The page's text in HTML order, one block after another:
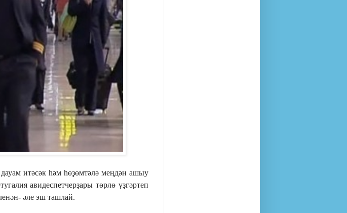
итәсәк һәм һөҙөмтәлә меңдән ашыу
авидеспетчерҙары төрлө үҙгәртеп
әле эш ташлай.